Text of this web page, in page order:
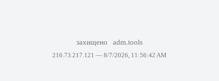
захищено adm.tools
216.73.217.121 — 8/7/2026, 11:56:42 AM